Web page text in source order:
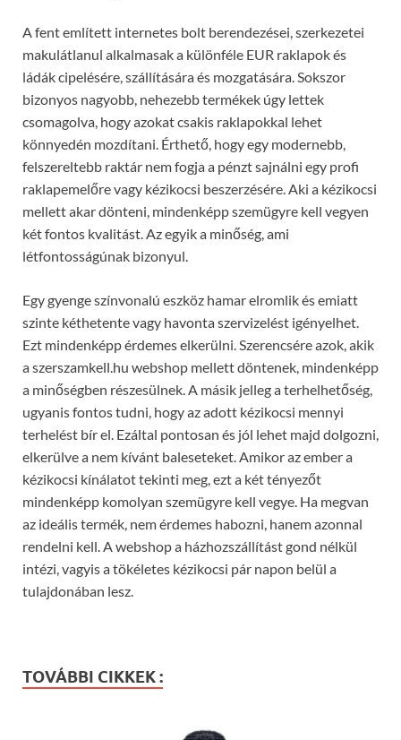
A fent említett internetes bolt berendezései, szerkezetei
makulátlanul alkalmasak a különféle EUR raklapok és
ládák cipelésére, szállítására és mozgatására. Sokszor
bizonyos nagyobb, nehezebb termékek úgy lettek
csomagolva, hogy azokat csakis raklapokkal lehet
könnyedén mozdítani. Érthető, hogy egy modernebb,
felszereltebb raktár nem fogja a pénzt sajnálni egy profi
raklapemelőre vagy kézikocsi beszerzésére. Aki a kézikocsi
mellett akar dönteni, mindenképp szemügyre kell vegyen
két fontos kvalitást. Az egyik a minőség, ami
létfontosságúnak bizonyul.
Egy gyenge színvonalú eszköz hamar elromlik és emiatt
szinte kéthetente vagy havonta szervizelést igényelhet.
Ezt mindenképp érdemes elkerülni. Szerencsére azok, akik
a szerszamkell.hu webshop mellett döntenek, mindenképp
a minőségben részesülnek. A másik jelleg a terhelhetőség,
ugyanis fontos tudni, hogy az adott kézikocsi mennyi
terhelést bír el. Ezáltal pontosan és jól lehet majd dolgozni,
elkerülve a nem kívánt baleseteket. Amikor az ember a
kézikocsi kínálatot tekinti meg, ezt a két tényezőt
mindenképp komolyan szemügyre kell vegye. Ha megvan
az ideális termék, nem érdemes habozni, hanem azonnal
rendelni kell. A webshop a házhozszállítást gond nélkül
intézi, vagyis a tökéletes kézikocsi pár napon belül a
tulajdonában lesz.
TOVÁBBI CIKKEK :